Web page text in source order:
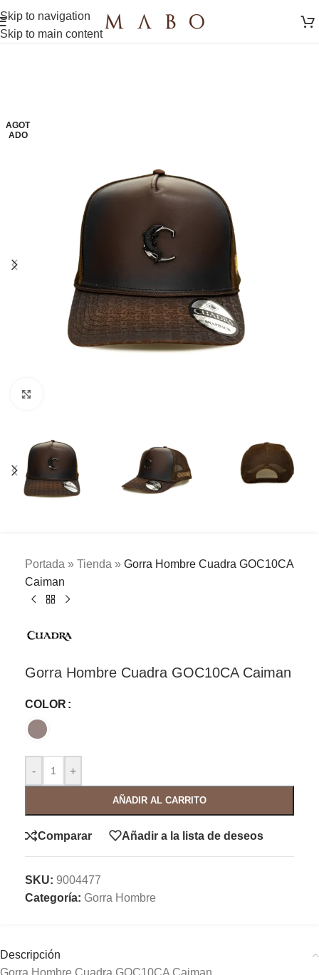
Skip to navigation
Skip to main content
AGOT
ADO
Portada » Tienda » Gorra Hombre Cuadra GOC10CA
Caiman
Gorra Hombre Cuadra GOC10CA Caiman
COLOR
- +
AÑADIR AL CARRITO
Comparar Añadir a la lista de deseos
SKU: 9004477
Categoría: Gorra Hombre
Descripción